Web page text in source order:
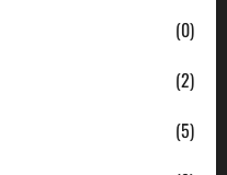
(0)
(2)
(5)